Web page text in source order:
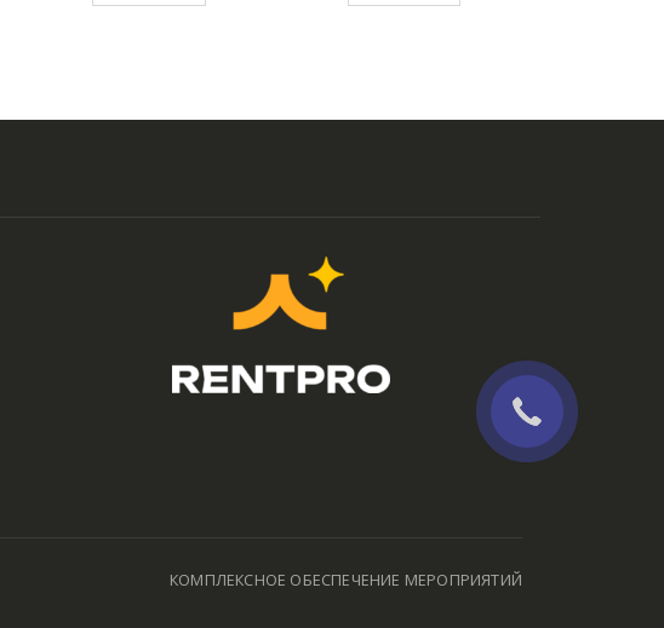
КОМПЛЕКСНОЕ ОБЕСПЕЧЕНИЕ МЕРОПРИЯТИЙ